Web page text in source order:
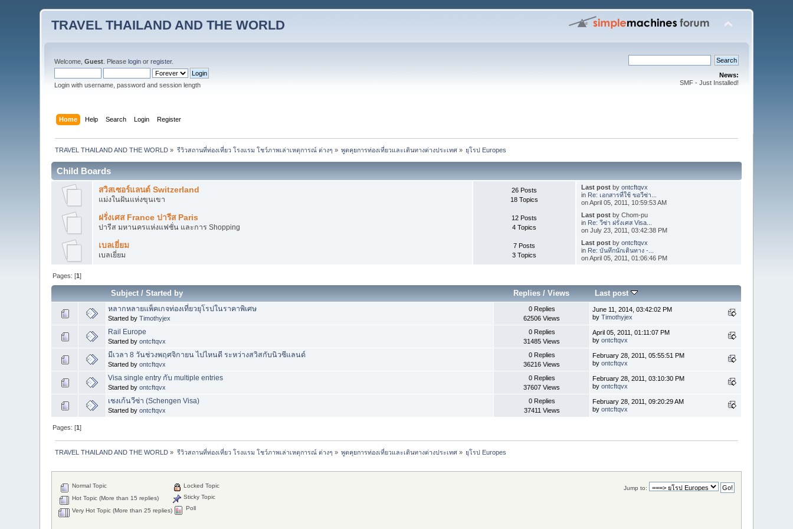
TRAVEL THAILAND AND THE WORLD
Welcome,Guest . Pleaselogin orregister.
Login with username, password and session length
News:
SMF - Just Installed!
Home Help Search Login Register
TRAVEL THAILAND AND THE WORLD » รีวิวสถานที่ท่องเที่ยว โรงแรม โชว์ภาพเล่าเหตุการณ์ ต่างๆ » พูดคุยการท่องเที่ยวและเดินทางต่างประเทศ » ยุโรป Europes
Child Boards
สวิสเซอร์แลนต์ Switzerland
แม่งในฝันแห่งขุนเขา
26 Posts
18 Topics
Last postby ontcftqvx
in Re: เอกสารที่ใช้ ขอวีซ่า...
on April 05, 2011, 10:59:53 AM
ฝรั่งเศส France ปารีส Paris
ปารีส มหานครแห่งแฟชั่น และการ Shopping
12 Posts
4 Topics
Last postby Chom-pu
in Re: วีซ่า ฝรั่งเศส Visa...
on July 23, 2011, 03:42:38 PM
เบลเยี่ยม
เบลเยี่ยม
7 Posts
3 Topics
Last postby ontcftqvx
in Re: บันทึกนักเดินทาง -...
on April 05, 2011, 01:06:46 PM
Pages: [1]
Subject/Started by Replies /Views Last post
หลากหลายแพ็คเกจท่องเที่ยวยุโรปในราคาพิเศษ
Started byTimothyjex
0 Replies
62506 Views
June 11, 2014, 03:42:02 PM
byTimothyjex
Rail Europe
Started byontcftqvx
0 Replies
31485 Views
April 05, 2011, 01:11:07 PM
byontcftqvx
มีเวลา 8 วันช่วงพฤศจิกายน ไปไหนดี ระหว่างสวิสกับนิวซีแลนด์
Started byontcftqvx
0 Replies
36216 Views
February 28, 2011, 05:55:51 PM
byontcftqvx
Visa single entry กับ multiple entries
Started byontcftqvx
0 Replies
37607 Views
February 28, 2011, 03:10:30 PM
byontcftqvx
เชงเก้นวีซ่า (Schengen Visa)
Started byontcftqvx
0 Replies
37411 Views
February 28, 2011, 09:20:29 AM
byontcftqvx
Pages: [1]
TRAVEL THAILAND AND THE WORLD » รีวิวสถานที่ท่องเที่ยว โรงแรม โชว์ภาพเล่าเหตุการณ์ ต่างๆ » พูดคุยการท่องเที่ยวและเดินทางต่างประเทศ » ยุโรป Europes
Jump to:
Normal Topic
Hot Topic (More than 15 replies)
Very Hot Topic (More than 25 replies)
Locked Topic
Sticky Topic
Poll